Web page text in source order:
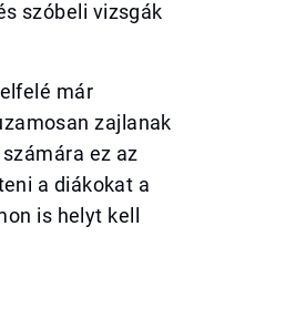
szóbeli vizsgák
már
zajlanak
ez az
a diákokat a
is helyt kell